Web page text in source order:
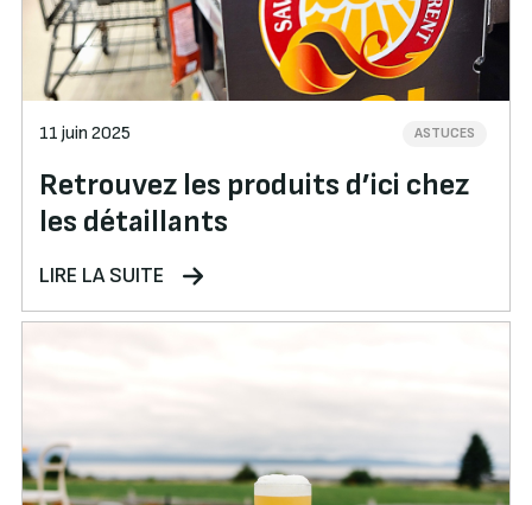
11 juin 2025 ASTUCES
Retrouvez les produits d’ici chez
les détaillants
LIRE LA SUITE